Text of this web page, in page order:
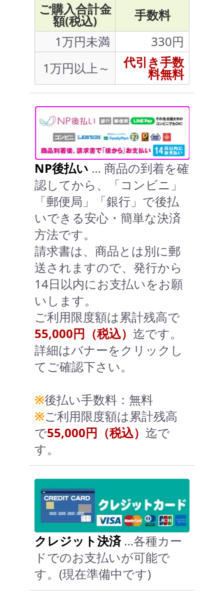
ご購入合計金
額(税込)
手数料
1万円未満
330円
1万円以上～
代引き手数
料無料
NP後払い … 商品の到着を確
認してから、「コンビニ」
「郵便局」「銀行」で後払
いできる安心・簡単な決済
方法です。
請求書は、商品とは別に郵
送されますので、発行から
14日以内にお支払いをお願
いします。
ご利用限度額は累計残高で
55,000円（税込） 迄です。
詳細はバナーをクリックし
てご確認下さい。
※後払い手数料：無料
※ご利用限度額は累計残高
で55,000円（税込） 迄で
す。
クレジット決済…各種カー
ドでのお支払いが可能で
す。(現在準備中です)